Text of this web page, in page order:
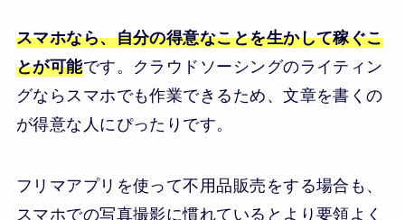
スマホなら、自分の得意なことを生かして稼ぐこ
とが可能です。クラウドソーシングのライティン
グならスマホでも作業できるため、文章を書くの
が得意な人にぴったりです。
フリマアプリを使って不用品販売をする場合も、
スマホでの写真撮影に慣れているとより要領よく